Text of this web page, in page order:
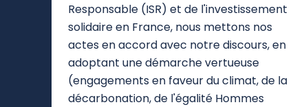
Responsable (ISR) et de l'investissement
solidaire en France, nous mettons nos
actes en accord avec notre discours, en
adoptant une démarche vertueuse
(engagements en faveur du climat, de la
décarbonation, de l'égalité Hommes